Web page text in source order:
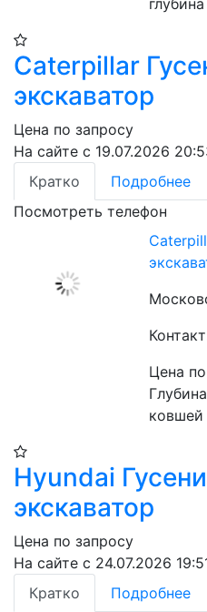
Caterpillar
экскаватор
Цена по запросу
На сайте с 19.07.2026
Кратко
Подробнее
Посмотреть телефон
Цена
ковшей
Hyundai
экскаватор
Цена по запросу
На сайте с 24.07.2026
Кратко
Подробнее